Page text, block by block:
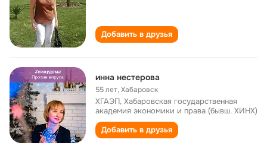
Добавить в друзья
инна нестерова
55 лет,Хабаровск
ХГАЭП, Хабаровская государственная
академия экономики и права (бывш. ХИНХ)
Добавить в друзья